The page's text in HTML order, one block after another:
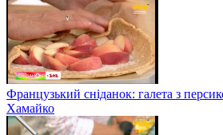
Французький сніданок: галета з
Хамайко